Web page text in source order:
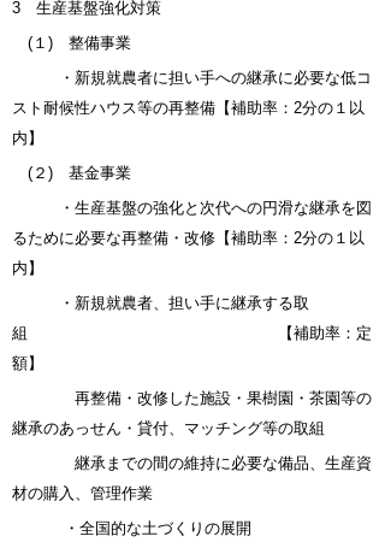
3 生産基盤強化対策
(１) 整備事業
・新規就農者に担い手への継承に必要な低コ
スト耐候性ハウス等の再整備【補助率：2分の１以
内】
(２) 基金事業
・生産基盤の強化と次代への円滑な継承を図
るために必要な再整備・改修【補助率： 2分の１ 以
内】
・新規就農者、担い手に継承する取
組 【補助率：定
額】
再整備・改修した施設・果樹園・茶園等の
継承のあっせん・貸付、マッチング等の取組
継承までの間の維持に必要な備品、生産資
材の購入、管理作業
・全国的な土づくりの展開